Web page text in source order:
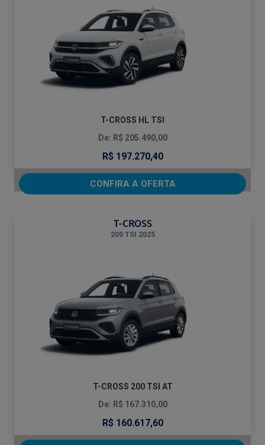
T-CROSS HL TSI
De: R$ 205.490,00
R$ 197.270,40
CONFIRA A OFERTA
T-CROSS
200 TSI 2025
T-CROSS 200 TSI AT
De: R$ 167.310,00
R$ 160.617,60